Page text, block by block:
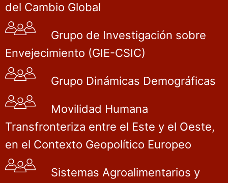
del Cambio Global
Grupo de Investigación sobre
Envejecimiento (GIE-CSIC)
Grupo Dinámicas Demográficas
Movilidad Humana
Transfronteriza entre el Este y el Oeste,
en el Contexto Geopolítico Europeo
Sistemas Agroalimentarios y